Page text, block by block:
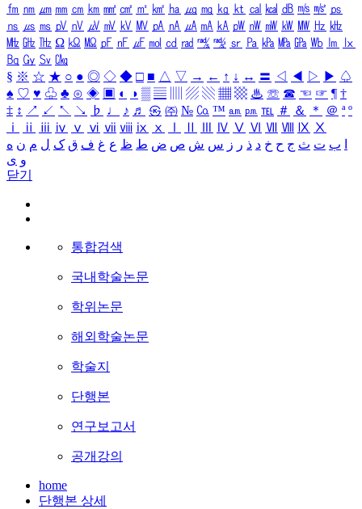
㎙ ㎚ ㎛ ㎜ ㎝ ㎞ ㎟ ㎠ ㎡ ㎢ ㏊ ㎍ ㎎ ㎏ ㏏ ㎈ ㎉ ㏈ ㎧ ㎨ ㎰
㎱ ㎲ ㎳ ㎴ ㎵ ㎶ ㎷ ㎸ ㎹ ㎀ ㎁ ㎂ ㎃ ㎄ ㎺ ㎻ ㎽ ㎾ ㎿ ㎐ ㎑
㎒ ㎓ ㎔ Ω ㏀ ㏁ ㎊ ㎋ ㎌ ㏖ ㏅ ㎭ ㎮ ㎯ ㏛ ㎩ ㎪ ㎫ ㎬ ㏝ ㏐
㏓
㏃ ㏉ ㏜ ㏆
§ ※ ☆ ★ ○ ● ◎ ◇ ◆ □ ■ △ ▽ → ← ↑ ↓ ↔ 〓 ◁ ◀ ▷ ▶ ♤
♠ ♡ ♥ ♧ ♣ ⊙ ◈ ▣ ◐ ◑ ▒ ▤ ▨ ▧ ▦ ▩ ♨ ☏ ☎ ☜ ☞ ¶ †
‡ ↕ ↗ ↙ ↖ ↘ ♭ ♩ ♪ ♬ ㉿ ㈜ № ㏇ ™ ㏂ ㏘ ℡ ＃ ＆ ＊ ＠ ª º
ⅰ
ⅱ ⅲ ⅳ ⅴ ⅵ ⅶ ⅷ ⅸ ⅹ Ⅳ Ⅴ Ⅵ Ⅶ Ⅷ Ⅸ Ⅹ
ب ت ث ج ح خ د ذ ر ز س ش ص ض ط ظ ع غ ف ق ک ل م ن ه
و ی
닫기
통합검색
국내학술논문
학위논문
해외학술논문
학술지
단행본
연구보고서
공개강의
home
단행본 상세